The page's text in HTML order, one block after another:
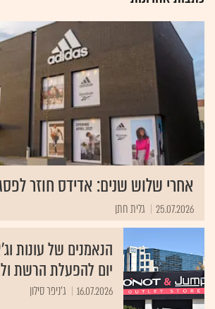
אחרי שלוש שנים: אדידס חוזר
25.07.2026 גלית חתן
יום להפעלת הרשת
16.07.2026 ג'ניפר סילון